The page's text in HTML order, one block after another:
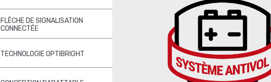
FLÈCHE DE SIGNALISATION
CONNECTÉE
TECHNOLOGIE OPTIBRIGHT